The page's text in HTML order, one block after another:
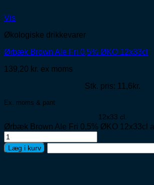
Vis
Økologiske drikkevarer
Ørbæk Brown Ale Fri 0,5% ØKO 12x33cl
139,20 kr. ex moms
Stk. pris: 11,6kr.
Ex. moms & pant
12x33 cl.
Ørbæk Brown Ale Fri 0,5% ØKO 12x33cl
Læg i kurv